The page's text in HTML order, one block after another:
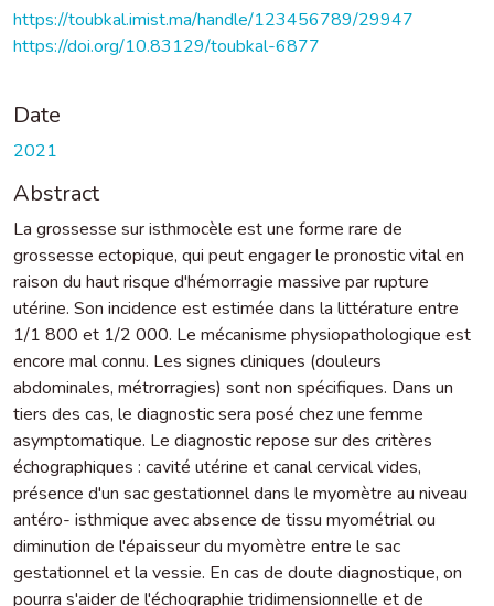
https://toubkal.imist.ma/handle/123456789/29947
https://doi.org/10.83129/toubkal-6877
Date
2021
Abstract
La grossesse sur isthmocèle est une forme rare de
grossesse ectopique, qui peut engager le pronostic vital en
raison du haut risque d'hémorragie massive par rupture
utérine. Son incidence est estimée dans la littérature entre
1/1 800 et 1/2 000. Le mécanisme physiopathologique est
encore mal connu. Les signes cliniques (douleurs
abdominales, métrorragies) sont non spécifiques. Dans un
tiers des cas, le diagnostic sera posé chez une femme
asymptomatique. Le diagnostic repose sur des critères
échographiques : cavité utérine et canal cervical vides,
présence d'un sac gestationnel dans le myomètre au niveau
antéro- isthmique avec absence de tissu myométrial ou
diminution de l'épaisseur du myomètre entre le sac
gestationnel et la vessie. En cas de doute diagnostique, on
pourra s'aider de l'échographie tridimensionnelle et de